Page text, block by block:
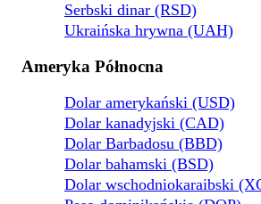
Serbski dinar (RSD)
Ukraińska hrywna (UAH)
Ameryka Północna
Dolar amerykański (USD)
Dolar kanadyjski (CAD)
Dolar Barbadosu (BBD)
Dolar bahamski (BSD)
Dolar wschodniokaraibski